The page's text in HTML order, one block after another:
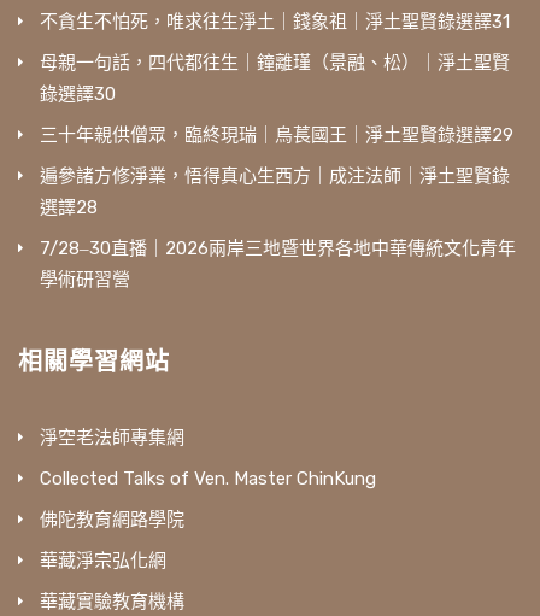
不貪生不怕死，唯求往生淨土｜錢象祖｜淨土聖賢錄選譯31
母親一句話，四代都往生｜鐘離瑾（景融、松）｜淨土聖賢
錄選譯30
三十年親供僧眾，臨終現瑞｜烏萇國王｜淨土聖賢錄選譯29
遍參諸方修淨業，悟得真心生西方｜成注法師｜淨土聖賢錄
選譯28
7/28‒30直播｜2026兩岸三地暨世界各地中華傳統文化青年
學術研習營
相關學習網站
淨空老法師專集網
Collected Talks of Ven. Master ChinKung
佛陀教育網路學院
華藏淨宗弘化網
華藏實驗教育機構